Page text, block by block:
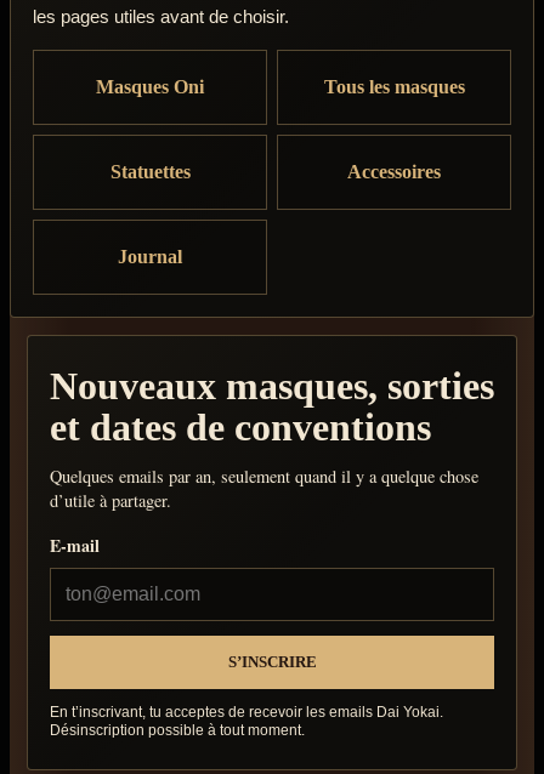
les pages utiles avant de choisir.
Masques Oni Tous les masques
Statuettes Accessoires
Journal
Nouveaux masques, sorties
et dates de conventions
Quelques emails par an, seulement quand il y a quelque chose
d’utile à partager.
E-mail
En t’inscrivant, tu acceptes de recevoir les emails Dai Yokai.
Désinscription possible à tout moment.